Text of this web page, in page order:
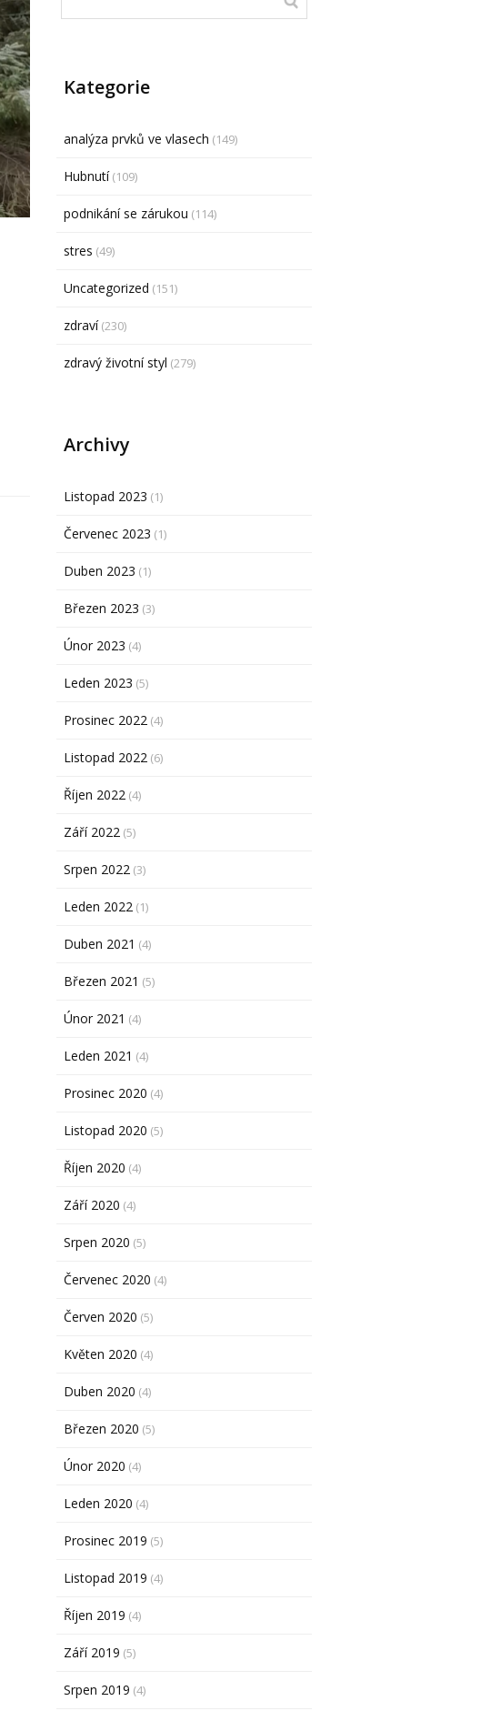
Kategorie
analýza prvků ve vlasech (149)
Hubnutí(109)
podnikání se zárukou (114)
stres (49)
Uncategorized (151)
zdraví(230)
zdravý životní styl (279)
Archivy
Listopad 2023 (1)
Červenec 2023 (1)
Duben 2023 (1)
Březen 2023 (3)
Únor 2023 (4)
Leden 2023 (5)
Prosinec 2022 (4)
Listopad 2022 (6)
Říjen 2022 (4)
Září 2022 (5)
Srpen 2022 (3)
Leden 2022 (1)
Duben 2021 (4)
Březen 2021 (5)
Únor 2021 (4)
Leden 2021 (4)
Prosinec 2020 (4)
Listopad 2020 (5)
Říjen 2020 (4)
Září 2020 (4)
Srpen 2020 (5)
Červenec 2020 (4)
Červen 2020 (5)
Květen 2020 (4)
Duben 2020 (4)
Březen 2020 (5)
Únor 2020 (4)
Leden 2020 (4)
Prosinec 2019 (5)
Listopad 2019 (4)
Říjen 2019 (4)
Září 2019 (5)
Srpen 2019 (4)